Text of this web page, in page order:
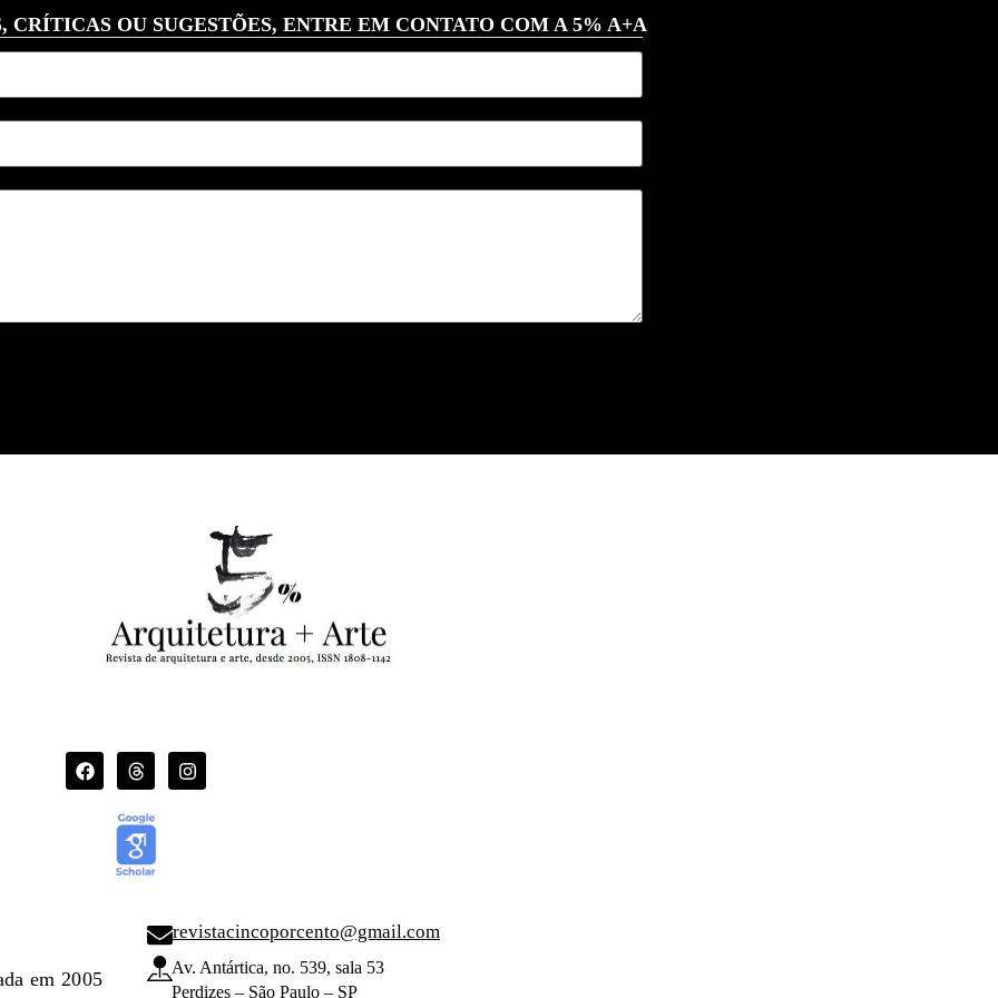
CRÍTICAS OU SUGESTÕES, ENTRE EM CONTATO COM A 5% A+A
em 2005
revistacincoporcento@gmail.com
Av. Antártica, no. 539, sala 53
Perdizes – São Paulo – SP